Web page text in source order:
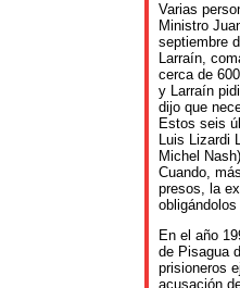
Varias
Ministro
septiembre
Larraín,
cerca de
y Larraín
dijo que
Estos seis
Luis Lizardi
Michel
Cuando,
presos, la
obligándolos
En el año
de Pisagua
prisioneros
acusación